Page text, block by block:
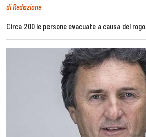
di Redazione
Circa 200 le persone evacuate a causa del rogo